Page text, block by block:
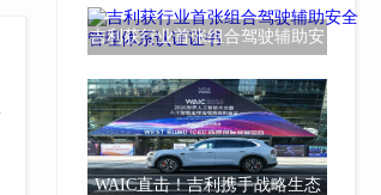
吉利获行业首张组合驾驶辅助安
WAIC直击！吉利携手战略生态